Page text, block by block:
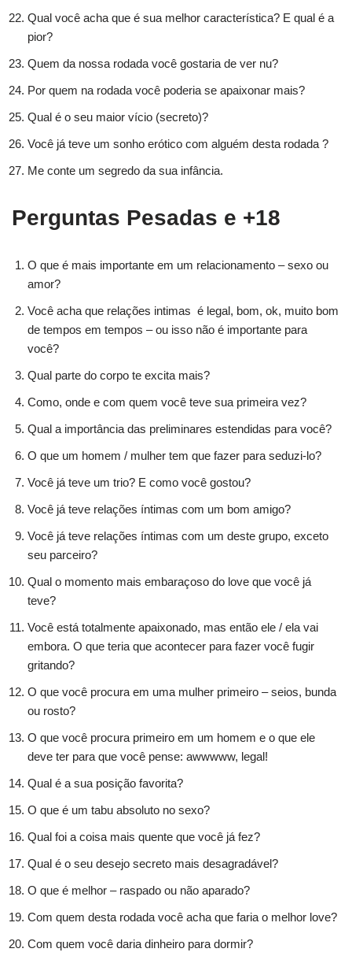
Qual você acha que é sua melhor característica? E qual é a
pior?
Quem da nossa rodada você gostaria de ver nu?
Por quem na rodada você poderia se apaixonar mais?
Qual é o seu maior vício (secreto)?
Você já teve um sonho erótico com alguém desta rodada ?
Me conte um segredo da sua infância.
Perguntas Pesadas e +18
O que é mais importante em um relacionamento – sexo ou
amor?
Você acha que relações intimas é legal, bom, ok, muito bom
de tempos em tempos – ou isso não é importante para
você?
Qual parte do corpo te excita mais?
Como, onde e com quem você teve sua primeira vez?
Qual a importância das preliminares estendidas para você?
O que um homem / mulher tem que fazer para seduzi-lo?
Você já teve um trio? E como você gostou?
Você já teve relações íntimas com um bom amigo?
Você já teve relações íntimas com um deste grupo, exceto
seu parceiro?
Qual o momento mais embaraçoso do love que você já
teve?
Você está totalmente apaixonado, mas então ele / ela vai
embora. O que teria que acontecer para fazer você fugir
gritando?
O que você procura em uma mulher primeiro – seios, bunda
ou rosto?
O que você procura primeiro em um homem e o que ele
deve ter para que você pense: awwwww, legal!
Qual é a sua posição favorita?
O que é um tabu absoluto no sexo?
Qual foi a coisa mais quente que você já fez?
Qual é o seu desejo secreto mais desagradável?
O que é melhor – raspado ou não aparado?
Com quem desta rodada você acha que faria o melhor love?
Com quem você daria dinheiro para dormir?